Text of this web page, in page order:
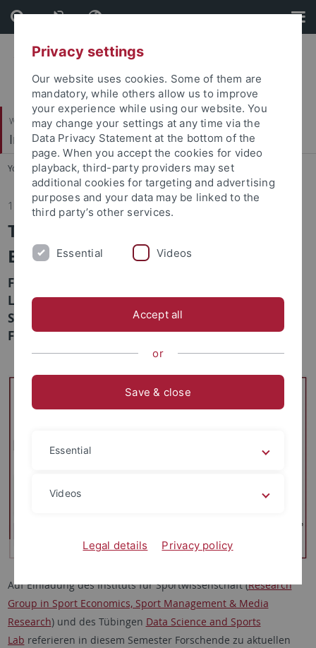
Skip
to
content
Skip
to
footer
Wirtschafts- und Sozialwissenschaftliche Fakultät
Institut für Sportwissenschaft
You are here: Startseite ... Institut
11.06.2024
Tübingen Lectures in Sport
Economics
Forschende des Molde University College und der
Lancaster University referieren in diesem
Sommersemester über ihre aktuellen
Forschungsergebnisse.
Auf Einladung des Instituts für Sportwissenschaft (Research
Group in Sport Economics, Sport Management & Media
Research) und des Tübingen Data Science and Sports
Lab referieren in diesem Semester Forschende zu aktuellen
Privacy settings
Our website uses cookies. Some of them are
mandatory, while others allow us to improve
your experience while using our website. You
may change your settings at any time via the
Data Privacy Statement at the bottom of the
page. When you accept the cookies for video
playback, third-party providers may set
additional cookies for targeting and advertising
purposes and your data may be linked to the
third party’s other services.
Essential Videos
Accept all
or
Save & close
Essential
Videos
Legal details Privacy policy